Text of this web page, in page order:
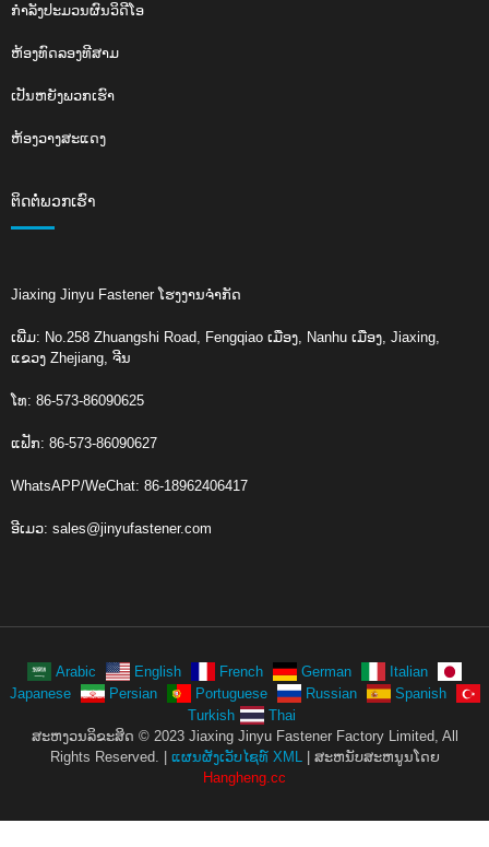
ກຳລັງປະມວນຜົນວິດີໂອ
ຫ້ອງທົດລອງທີສາມ
ເປັນຫຍັງພວກເຮົາ
ຫ້ອງວາງສະແດງ
ຕິດ​ຕໍ່​ພວກ​ເຮົາ
Jiaxing Jinyu Fastener ໂຮງງານຈໍາກັດ
ເພີ່ມ: No.258 Zhuangshi Road, Fengqiao ເມືອງ, Nanhu ເມືອງ, Jiaxing,
ແຂວງ Zhejiang, ຈີນ
ໂທ: 86-573-86090625
ແຟັກ: 86-573-86090627
WhatsAPP/WeChat: 86-18962406417
ອີເມວ: sales@jinyufastener.com
Arabic English French German
Italian
Japanese
Persian Portuguese Russian
Spanish
Turkish
Thai
ສະຫງວນລິຂະສິດ © 2023 Jiaxing Jinyu Fastener Factory Limited, All
Rights Reserved. | ແຜນຜັງເວັບໄຊທ໌ XML
| ສະ​ຫນັບ​ສະ​ຫນູນ​ໂດຍ
Hangheng.cc